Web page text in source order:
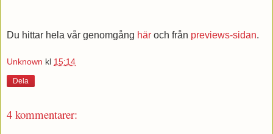
Du hittar hela vår genomgång här och från previews-sidan.
Unknown kl 15:14
Dela
4 kommentarer: